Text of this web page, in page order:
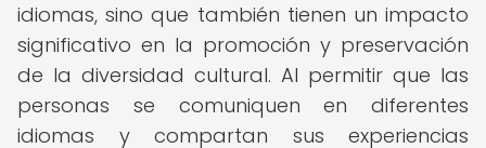
idiomas, sino que también tienen un impacto
significativo en la promoción y preservación
de la diversidad cultural. Al permitir que las
personas se comuniquen en diferentes
idiomas y compartan sus experiencias